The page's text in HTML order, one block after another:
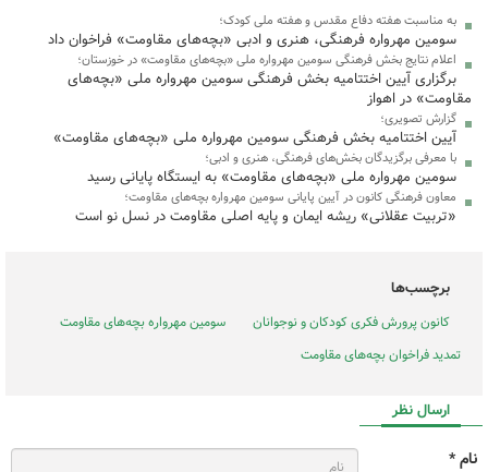
به مناسبت هفته دفاع مقدس و هفته ملی کودک؛
سومین مهرواره فرهنگی، هنری و ادبی «بچه‌های مقاومت» فراخوان داد
اعلام نتایج بخش فرهنگی سومین مهرواره ملی «بچه‌های مقاومت» در خوزستان؛
برگزاری آیین اختتامیه بخش فرهنگی سومین مهرواره ملی «بچه‌های
مقاومت» در اهواز
گزارش تصویری؛
آیین اختتامیه بخش فرهنگی سومین مهرواره ملی «بچه‌های مقاومت»
با معرفی برگزیدگان بخش‌های فرهنگی، هنری و ادبی؛
سومین مهرواره ملی «بچه‌های مقاومت» به ایستگاه پایانی رسید
معاون فرهنگی کانون در آیین پایانی سومین مهرواره بچه‌های مقاومت؛‌
«تربیت عقلانی» ریشه ایمان و پایه اصلی مقاومت در نسل نو است
برچسب‌ها
کانون پرورش فکری کودکان و نوجوانان
سومین مهرواره بچه‌های مقاومت
تمدید فراخوان بچه‌های مقاومت
ارسال نظر
نام *